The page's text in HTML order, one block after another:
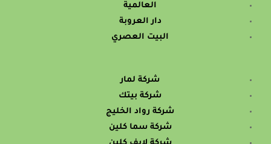
العالمية
دار العروبة
البيت العصري
شركة لمار
شركة بيتك
شركة رواد الخليج
شركة سما كلين